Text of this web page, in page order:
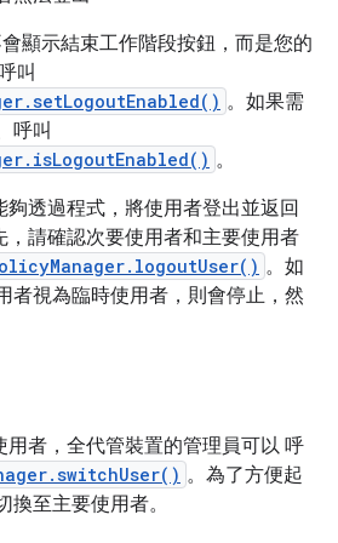
顯示結束工作階段按鈕，而是您的
叫
。如果需
呼叫
。
透過程式，將使用者登出並返回
，請確認次要使用者和主要使用者
。如
者視為臨時使用者，則會停止，然
者，全代管裝置的管理員可以 呼
。為了方便起
換至主要使用者。